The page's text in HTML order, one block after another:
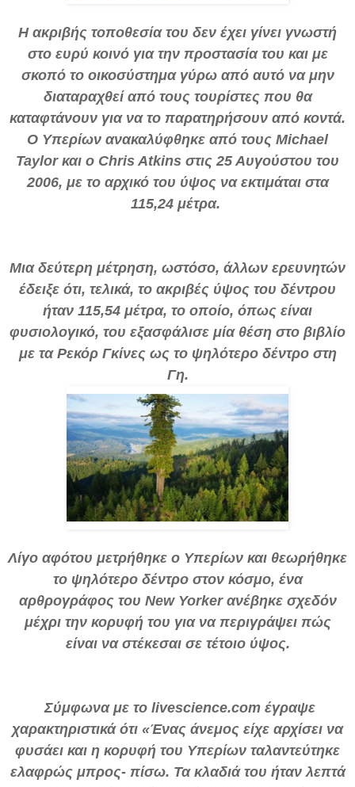
Η ακριβής τοποθεσία του δεν έχει γίνει γνωστή
στο ευρύ κοινό για την προστασία του και με
σκοπό το οικοσύστημα γύρω από αυτό να μην
διαταραχθεί από τους τουρίστες που θα
καταφτάνουν για να το παρατηρήσουν από κοντά.
Ο Υπερίων ανακαλύφθηκε από τους Michael
Taylor και ο Chris Atkins στις 25 Αυγούστου του
2006, με το αρχικό του ύψος να εκτιμάται στα
115,24 μέτρα.
Μια δεύτερη μέτρηση, ωστόσο, άλλων ερευνητών
έδειξε ότι, τελικά, το ακριβές ύψος του δέντρου
ήταν 115,54 μέτρα, το οποίο, όπως είναι
φυσιολογικό, του εξασφάλισε μία θέση στο βιβλίο
με τα Ρεκόρ Γκίνες ως το ψηλότερο δέντρο στη
Γη.
Λίγο αφότου μετρήθηκε ο Υπερίων και θεωρήθηκε
το ψηλότερο δέντρο στον κόσμο, ένα
αρθρογράφος του New Yorker ανέβηκε σχεδόν
μέχρι την κορυφή του για να περιγράψει πώς
είναι να στέκεσαι σε τέτοιο ύψος.
Σύμφωνα με το livescience.com έγραψε
χαρακτηριστικά ότι «Ένας άνεμος είχε αρχίσει να
φυσάει και η κορυφή του Υπερίων ταλαντεύτηκε
ελαφρώς μπρος- πίσω. Τα κλαδιά του ήταν λεπτά